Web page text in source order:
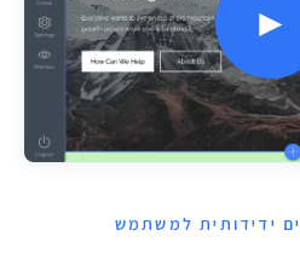
►
ידידותית למשתמש